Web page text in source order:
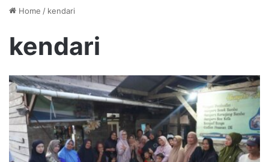
Home / kendari
kendari